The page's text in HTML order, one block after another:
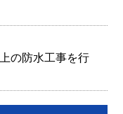
の防水工事を行